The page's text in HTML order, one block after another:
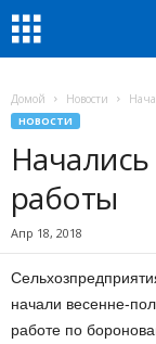
Домой Новости
НОВОСТИ
работы
Апр 18, 2018
начали весенне-
работе по